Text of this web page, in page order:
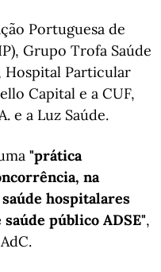
Portuguesa de
Grupo Trofa Saúde
Hospital Particular
Capital e a CUF,
e a Luz Saúde.
"prática
na
hospitalares
público ADSE",